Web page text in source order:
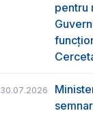
pentru
30.07.2026